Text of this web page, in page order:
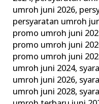
umroh juni 2026,
persyaratan umroh
promo umroh juni
promo umroh juni
promo umroh juni
umroh juni 2024,
umroh juni 2026,
umroh juni 2028,